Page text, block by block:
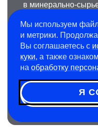
в минерально-
городских
рудников и других
предприятий.
Срок обучения на
На треке возможно
изучением
Мы используем
и метрики.
Вы соглашаетесь с
куки, а также
на обработку
Я